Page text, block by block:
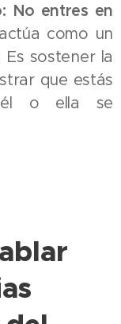
No entres en
como un
sostener la
que estás
él o ella se